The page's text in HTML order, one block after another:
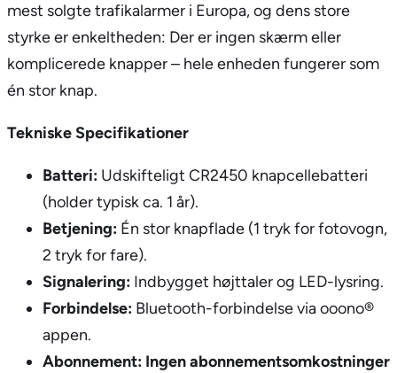
mest solgte trafikalarmer i Europa, og dens store
styrke er enkeltheden: Der er ingen skærm eller
komplicerede knapper – hele enheden fungerer som
én stor knap.
Tekniske Specifikationer
Batteri: Udskifteligt CR2450 knapcellebatteri
(holder typisk ca. 1 år).
Betjening: Én stor knapflade (1 tryk for fotovogn,
2 tryk for fare).
Signalering: Indbygget højttaler og LED-lysring.
Forbindelse: Bluetooth-forbindelse via ooono®
appen.
Abonnement: Ingen abonnementsomkostninger